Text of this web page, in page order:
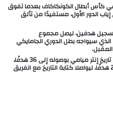
إنتر ميامي تأهله إلى دور الـ16 في كأس أبطال الكونكاكاف بعدما تفوق
كانساس بنتيجة 3-1 في إياب الدور الأول، مستفيدًا من تألق
هدفين، ليصل مجموع
إنتر ميامي، الذي سيواجه بطل الدوري الجامايكي
وعزز ميسي مكانته كأفضل هداف في تاريخ إنتر ميامي بوصوله إلى 36 هدفًا،
بينما يحتل سواريز المركز الرابع برصيد 26 هدفًا، ليواصلا كتابة التاريخ مع الفريق